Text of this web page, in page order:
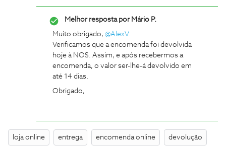
Melhor resposta porMário P.
Muito obrigado, @AlexV.
Verificamos que a encomenda foi devolvida
hoje à NOS. Assim, e após recebermos a
encomenda, o valor ser-lhe-á devolvido em
até 14 dias.
Obrigado,
loja online entrega encomenda online devolução